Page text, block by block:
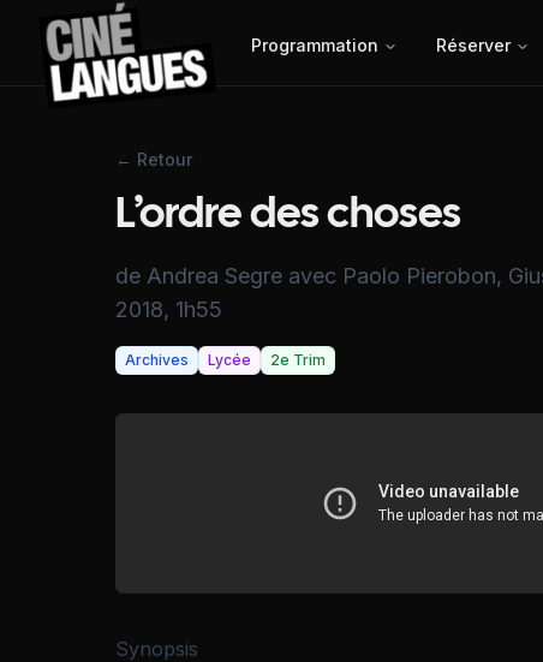
Programmation Réserver
← Retour
L’ordre des choses
de Andrea Segre avec Paolo Pierobon,
2018, 1h55
Archives Lycée 2e Trim
Synopsis